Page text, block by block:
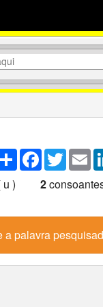
ShareFacebook
Twitter
( u ) 2
a palavra